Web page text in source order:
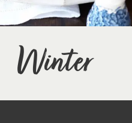
Winter